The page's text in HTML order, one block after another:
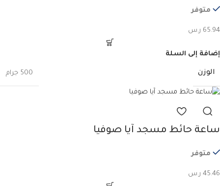
متوفر
65.94 ر.س
إضافة إلى السلة
الوزن 500 جرام
ساعة حائط مسجد آيا صوفيا
متوفر
45.46 ر.س